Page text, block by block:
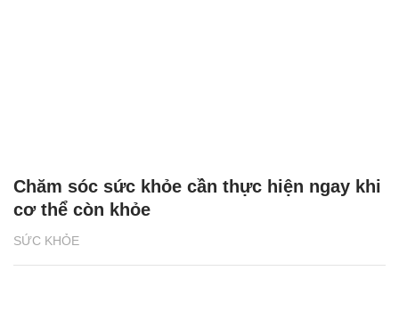
SỨC KHỎE
Chăm sóc sức khỏe cần thực hiện ngay khi
cơ thể còn khỏe